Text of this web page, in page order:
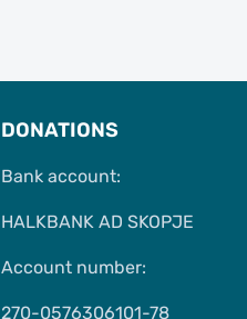
DONATIONS
Bank account:
HALKBANK AD SKOPJE
Account number:
270-0576306101-78